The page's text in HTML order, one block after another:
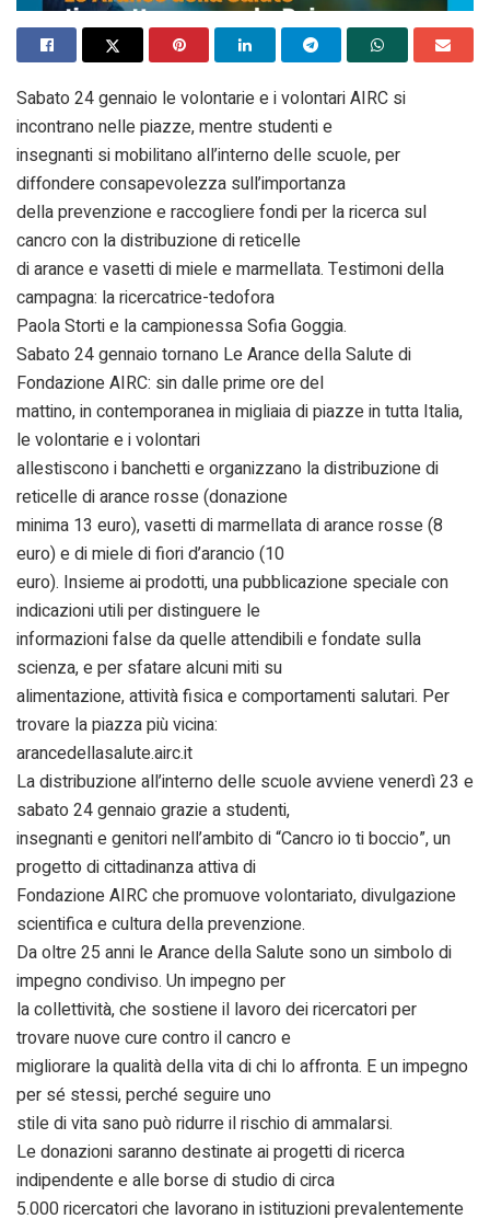
Sabato 24 gennaio le volontarie e i volontari AIRC si
incontrano nelle piazze, mentre studenti e
insegnanti si mobilitano all’interno delle scuole, per
diffondere consapevolezza sull’importanza
della prevenzione e raccogliere fondi per la ricerca sul
cancro con la distribuzione di reticelle
di arance e vasetti di miele e marmellata. Testimoni della
campagna: la ricercatrice-tedofora
Paola Storti e la campionessa Sofia Goggia.
Sabato 24 gennaio tornano Le Arance della Salute di
Fondazione AIRC: sin dalle prime ore del
mattino, in contemporanea in migliaia di piazze in tutta Italia,
le volontarie e i volontari
allestiscono i banchetti e organizzano la distribuzione di
reticelle di arance rosse (donazione
minima 13 euro), vasetti di marmellata di arance rosse (8
euro) e di miele di fiori d’arancio (10
euro). Insieme ai prodotti, una pubblicazione speciale con
indicazioni utili per distinguere le
informazioni false da quelle attendibili e fondate sulla
scienza, e per sfatare alcuni miti su
alimentazione, attività fisica e comportamenti salutari. Per
trovare la piazza più vicina:
arancedellasalute.airc.it
La distribuzione all’interno delle scuole avviene venerdì 23 e
sabato 24 gennaio grazie a studenti,
insegnanti e genitori nell’ambito di “Cancro io ti boccio”, un
progetto di cittadinanza attiva di
Fondazione AIRC che promuove volontariato, divulgazione
scientifica e cultura della prevenzione.
Da oltre 25 anni le Arance della Salute sono un simbolo di
impegno condiviso. Un impegno per
la collettività, che sostiene il lavoro dei ricercatori per
trovare nuove cure contro il cancro e
migliorare la qualità della vita di chi lo affronta. E un impegno
per sé stessi, perché seguire uno
stile di vita sano può ridurre il rischio di ammalarsi.
Le donazioni saranno destinate ai progetti di ricerca
indipendente e alle borse di studio di circa
5.000 ricercatori che lavorano in istituzioni prevalentemente